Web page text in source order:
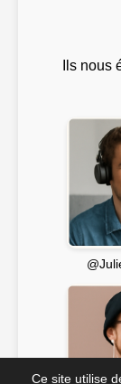
Ils
Ce site utilise